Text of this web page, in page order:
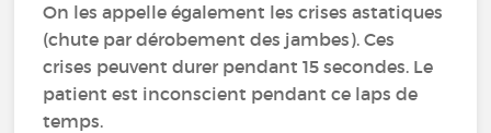
On les appelle également les crises astatiques
(chute par dérobement des jambes). Ces
crises peuvent durer pendant 15 secondes. Le
patient est inconscient pendant ce laps de
temps.